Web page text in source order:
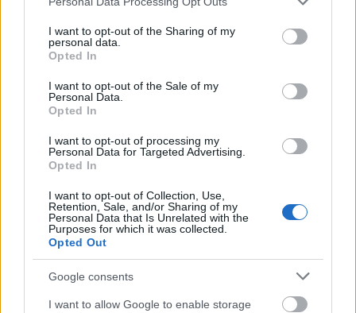
not limited to your visit or usage behaviour. You may click to
grant or deny consent to Google and its third-party tags to
use your data for below specified purposes in below Google
consent section.
I want to opt-out of the Sharing of my
personal data.
Opted In
I want to opt-out of the Sale of my
Personal Data.
Opted In
I want to opt-out of processing my
Personal Data for Targeted Advertising.
Opted In
I want to opt-out of Collection, Use,
Retention, Sale, and/or Sharing of my
Personal Data that Is Unrelated with the
Purposes for which it was collected.
Opted Out
Google consents
I want to allow Google to enable storage
György herceg
helyzetéről?
Dr. Gyurkó Szilvia a Hintalovon Alapítvány alapítója
arra a kérdésünkre, hogy mennyire nehéz György
„Felnőttként sem könnyű a nyilvánossággal járó
előnyöket és terheket jól kezelni, hát még gyerekként.
Akár a királyi családba születik valaki, akár celebek
gyermeke, a közszereplői léttel járó előjogokat (és
felelősséget) helyén kezelni, és csak a szülők
segítségével és támogatásával lehet. Ez már akkor is
se bulvár nyilvánosság. Ma meg már egyenesen
közhely számba megy, hogy a gyerek számára a